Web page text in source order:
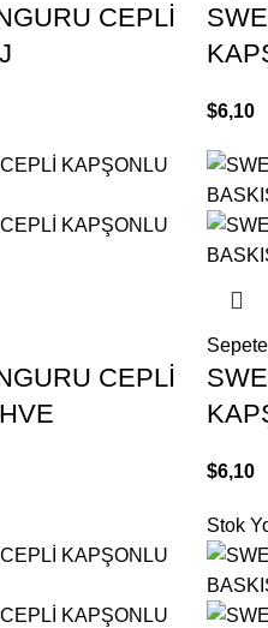
CEPLİ
$6,10
CEPLİ
$6,10
Stok